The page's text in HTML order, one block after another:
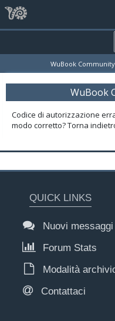
WuBook
WuBook
Codice di autorizzazione
modo corretto? Torna
QUICK LINKS
Nuovi messaggi
Forum Stats
Modalità
Contattaci